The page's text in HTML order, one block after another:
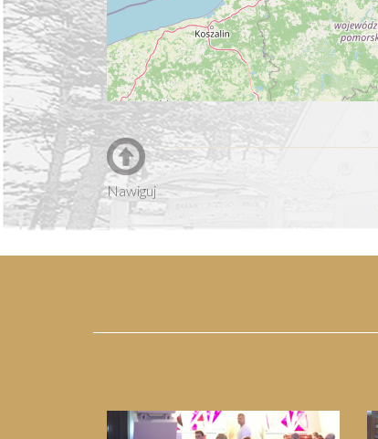
Nawiguj
Previous